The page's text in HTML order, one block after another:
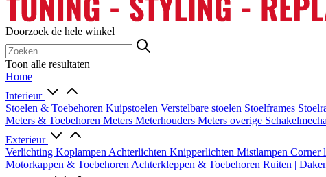
Doorzoek de hele winkel
Toon alle resultaten
Home
Interieur
Stoelen & Toebehoren Kuipstoelen Verstelbare stoelen Stoelframes
Meters & Toebehoren Meters Meterhouders Meters overige
Exterieur
Verlichting Koplampen Achterlichten Knipperlichten Mistlampen Corner
Motorkappen & Toebehoren Achterkleppen & Toebehoren Ruiten |